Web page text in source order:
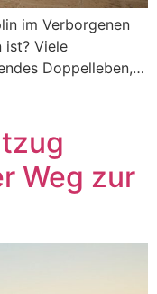
im Verborgenen
ist? Viele
Doppelleben,…
Weg zur